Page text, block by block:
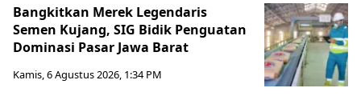
Bangkitkan Merek Legendaris
Semen Kujang, SIG Bidik Penguatan
Dominasi Pasar Jawa Barat
Kamis, 6 Agustus 2026, 1:34 PM